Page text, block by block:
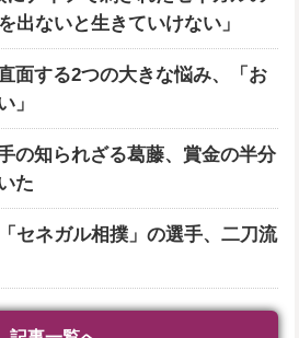
出ないと生きていけない」
面する2つの大きな悩み、「お
」
の知られざる葛藤、賞金の半分
た
セネガル相撲」の選手、二刀流